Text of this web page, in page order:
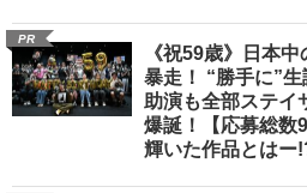
PR
《祝59歳》日本
暴走！ “勝手に”
助演も全部ステイ
爆誕！【応募総数
輝いた作品とはー